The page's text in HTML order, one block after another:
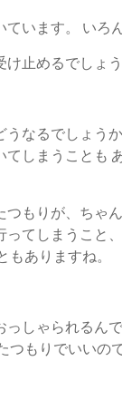
います。 いろ
止めるでしょ
なるでしょう
しまうことも
もりが、ちゃ
てしまうこと
ありますね。
しゃられるん
つもりでいいの